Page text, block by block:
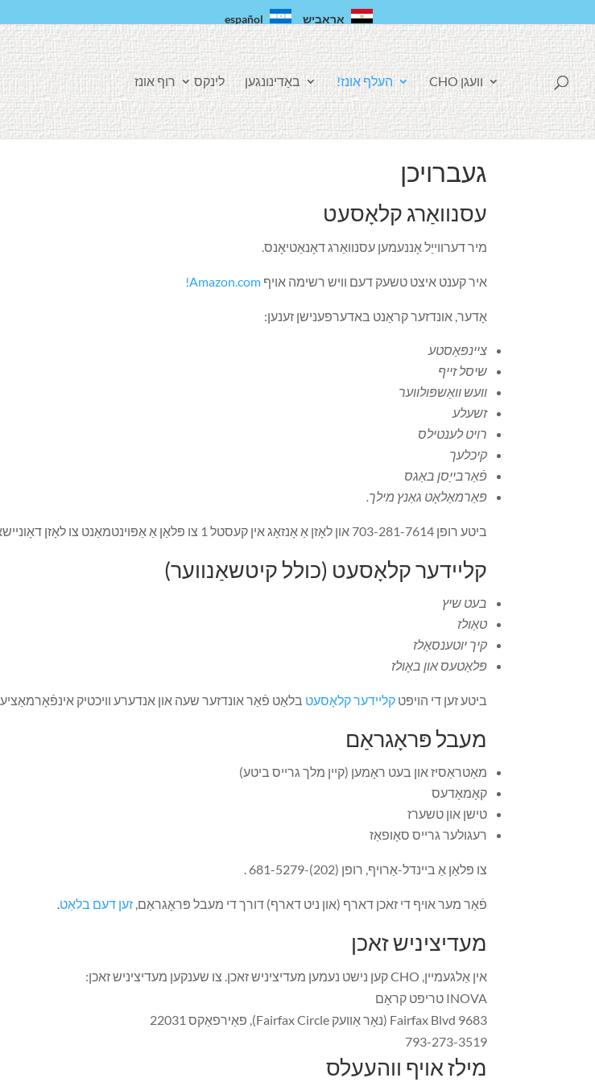
אַראַביש español
F
C
E
B
O
וועגן CHO העלף אונז! באַדינונגען לינקס רוף אונז
געברויכן
עסנוואַרג קלאָסעט
מיר דערווייַל אָננעמען עסנוואַרג דאָנאַטיאָנס.
איר קענט איצט טשעק דעם וויש רשימה אויףAmazon.com!
אָדער, אונדזער קראַנט באדערפענישן זענען:
ציינפּאַסטע
שיסל זייף
וועש וואַשפּולווער
זשעלע
רויט לענטילס
קיכלעך
פֿאַרבייַסן באַגס
פּאַרמאַלאָט גאַנץ מילך.
ביטע רופן 703-281-7614 און לאָזן אַ אָנזאָג אין קעסטל 1 צו פּלאַן אַ אַפּוינטמאַנט צו לאָזן דאָוניישאַנז.
קליידער קלאָסעט (כולל קיטשאַנווער)
בעט שיץ
טאַולז
קיך יוטענסאַלז
פּלאַטעס און באָולז
ביטע זען די הויפּטקליידער קלאָסעט בלאַט פֿאַר אונדזער שעה און אנדערע וויכטיק אינפֿאָרמאַציע.
מעבל פּראָגראַם
מאַטראַסיז און בעט ראָמען (קיין מלך גרייס ביטע)
קאָמאָדעס
טישן און טשערז
רעגולער גרייס סאָופאַז
צו פּלאַן אַ ביינדל-אַרויף, רופן (202)-681-5279 .
פֿאַר מער אויף די זאכן דארף (און ניט דארף) דורך די מעבל פּראָגראַם,זען דעם בלאַט
מעדיציניש זאכן
אין אַלגעמיין, CHO קען נישט נעמען מעדיציניש זאכן. צו שענקען מעדיציניש זאכן:
INOVA טריפט קראָם
9683 Fairfax Blvd (נאָר אַוועק Fairfax Circle), פאַירפאַקס 22031
793-273-3519
מילז אויף ווהעעלס